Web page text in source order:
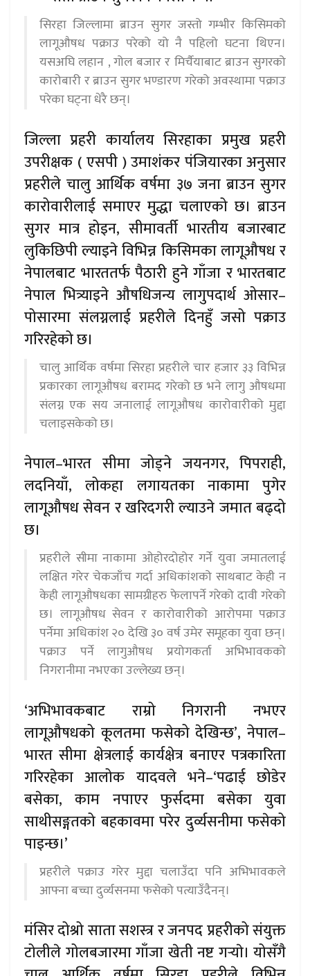
सिरहा जिल्लामा ब्राउन सुगर जस्तो गम्भीर किसिमको
लागूऔषध पक्राउ परेको यो नै पहिलो घटना थिएन।
यसअघि लहान , गोल बजार र मिर्चैयाबाट ब्राउन सुगरको
कारोबारी र ब्राउन सुगर भण्डारण गरेको अवस्थामा पक्राउ
परेका घट्ना धेरै छन्।
जिल्ला प्रहरी कार्यालय सिरहाका प्रमुख प्रहरी
उपरीक्षक ( एसपी ) उमाशंकर पंजियारका अनुसार
प्रहरीले चालु आर्थिक वर्षमा ३७ जना ब्राउन सुगर
कारोवारीलाई समाएर मुद्धा चलाएको छ। ब्राउन
सुगर मात्र होइन, सीमावर्ती भारतीय बजारबाट
लुकिछिपी ल्याइने विभिन्न किसिमका लागूऔषध र
नेपालबाट भारततर्फ पैठारी हुने गाँजा र भारतबाट
नेपाल भित्र्याइने औषधिजन्य लागुपदार्थ ओसार–
पोसारमा संलग्नलाई प्रहरीले दिनहुँ जसो पक्राउ
गरिरहेको छ।
चालु आर्थिक वर्षमा सिरहा प्रहरीले चार हजार ३३ विभिन्न
प्रकारका लागूऔषध बरामद गरेको छ भने लागु औषधमा
संलग्न एक सय जनालाई लागूऔषध कारोवारीको मुद्दा
चलाइसकेको छ।
नेपाल–भारत सीमा जोड्ने जयनगर, पिपराही,
लदनियाँ, लोकहा लगायतका नाकामा पुगेर
लागूऔषध सेवन र खरिदगरी ल्याउने जमात बढ्दो
छ।
प्रहरीले सीमा नाकामा ओहोरदोहोर गर्ने युवा जमातलाई
लक्षित गरेर चेकजाँच गर्दा अधिकांशको साथबाट केही न
केही लागूऔषधका सामग्रीहरु फेलापर्ने गरेको दावी गरेको
छ। लागूऔषध सेवन र कारोवारीको आरोपमा पक्राउ
पर्नेमा अधिकांश २० देखि ३० वर्ष उमेर समूहका युवा छन्।
पक्राउ पर्ने लागुऔषध प्रयोगकर्ता अभिभावकको
निगरानीमा नभएका उल्लेख्य छन्।
‘अभिभावकबाट राम्रो निगरानी नभएर
लागूऔषधको कूलतमा फसेको देखिन्छ’, नेपाल–
भारत सीमा क्षेत्रलाई कार्यक्षेत्र बनाएर पत्रकारिता
गरिरहेका आलोक यादवले भने–‘पढाई छोडेर
बसेका, काम नपाएर फुर्सदमा बसेका युवा
साथीसङ्गतको बहकावमा परेर दुर्व्यसनीमा फसेको
पाइन्छ।’
प्रहरीले पक्राउ गरेर मुद्दा चलाउँदा पनि अभिभावकले
आफ्ना बच्चा दुर्व्यसनमा फसेको पत्याउँदैनन्।
मंसिर दोश्रो साता सशस्त्र र जनपद प्रहरीको संयुक्त
टोलीले गोलबजारमा गाँजा खेती नष्ट गर्‍याे। योसँगै